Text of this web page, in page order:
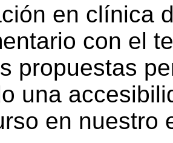
en clínica
con el
propuestas
una
en nuestro